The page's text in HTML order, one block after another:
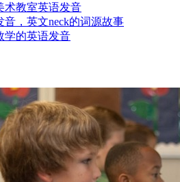
术教室英语发音
，英文neck的词源故事
学的英语发音